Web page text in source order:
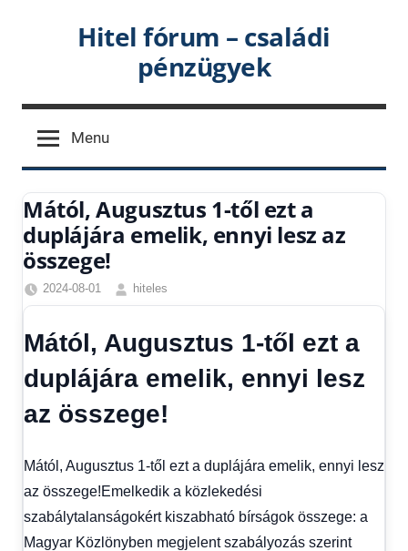
Hitel fórum – családi
pénzügyek
Menu
Mától, Augusztus 1-től ezt a
duplájára emelik, ennyi lesz az
összege!
2024-08-01
hiteles
Friss
Hírek,
Hírek
1
Mától, Augusztus 1-től ezt a
duplájára emelik, ennyi lesz
az összege!
Mától, Augusztus 1-től ezt a duplájára emelik, ennyi lesz
az összege!Emelkedik a közlekedési
szabálytalanságokért kiszabható bírságok összege: a
Magyar Közlönyben megjelent szabályozás szerint